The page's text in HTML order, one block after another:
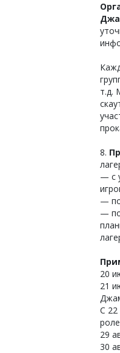
т.д.
8.
— с
—
—
20
21
С 22
29
30